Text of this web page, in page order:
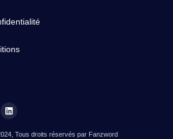
Tous droits réservés par Fanzword